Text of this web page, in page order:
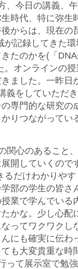
、今日の講義、
時代、特に弥生
からは、現在の
が記録してきた
たのかを(「
。オンラインの
ました。一昨日
義をしていただ
専門的な研究の
りつながってい
関心のあること
開していくので
るだけわかりや
部の学生の皆さ
業で学んでいる
かな。少し心配
ってワクワクし
にも確実に伝わ
も大変貴重な時
って展示室で勉